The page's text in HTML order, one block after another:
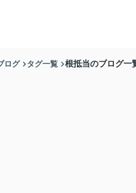
ログ タグ一覧 根抵当のブログ一